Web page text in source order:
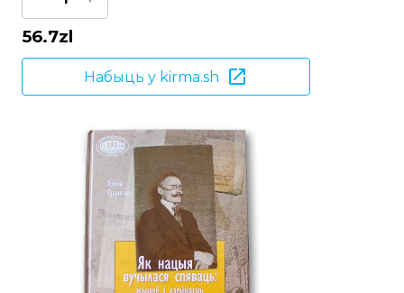
56.7zl
Набыць у kirma.sh